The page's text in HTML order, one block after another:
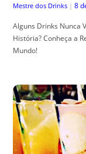
Mestre dos Drinks | 8
Alguns Drinks Nunca
História? Conheça a
Mundo!